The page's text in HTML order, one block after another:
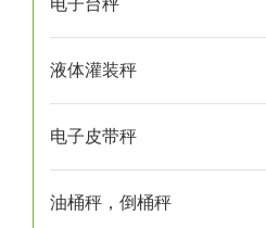
电子台秤
液体灌装秤
电子皮带秤
油桶秤，倒桶秤